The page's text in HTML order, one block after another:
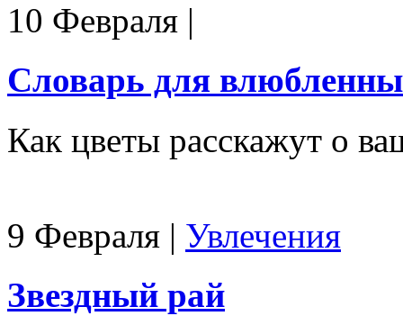
10 Февраля |
Словарь для
Как цветы расскажут о
9 Февраля | Увлечения
Звездный рай